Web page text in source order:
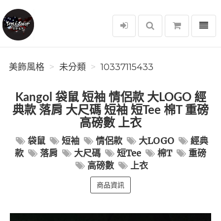
美飾風格
選單
美飾風格 未分類 10337115433
Kangol 袋鼠 短袖 情侶款 大LOGO 經
典款 落肩 大尺碼 短袖 短Tee 棉T 重磅
高磅數 上衣
袋鼠 短袖 情侶款 大LOGO
經典
款
落肩 大尺碼 短Tee 棉T
重磅
高磅數
上衣
商品資訊